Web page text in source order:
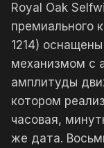
Royal Oak
премиального
1214)
механизмом с
амплитуды
котором
часовая,
же дата.